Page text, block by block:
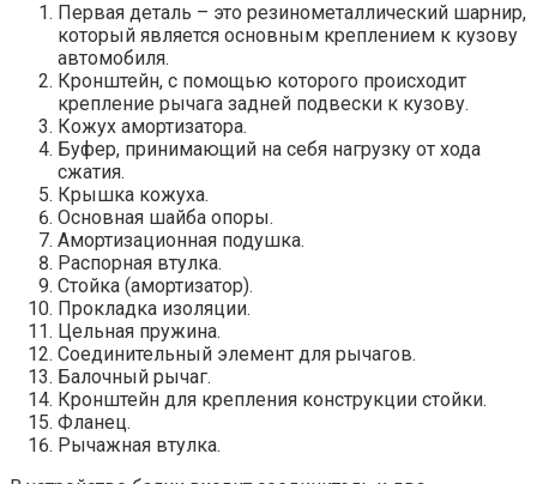
Первая деталь – это резинометаллический шарнир,
который является основным креплением к кузову
автомобиля.
Кронштейн, с помощью которого происходит
крепление рычага задней подвески к кузову.
Кожух амортизатора.
Буфер, принимающий на себя нагрузку от хода
сжатия.
Крышка кожуха.
Основная шайба опоры.
Амортизационная подушка.
Распорная втулка.
Стойка (амортизатор).
Прокладка изоляции.
Цельная пружина.
Соединительный элемент для рычагов.
Балочный рычаг.
Кронштейн для крепления конструкции стойки.
Фланец.
Рычажная втулка.